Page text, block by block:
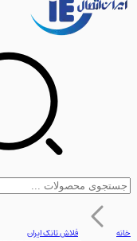
فلاش تانک ایران